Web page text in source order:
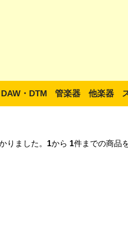
DAW・DTM 管楽器 他楽器
りました。 1から 1件までの商品